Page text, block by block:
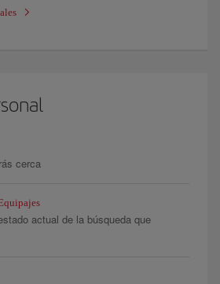
cerca
actual de la búsqueda que